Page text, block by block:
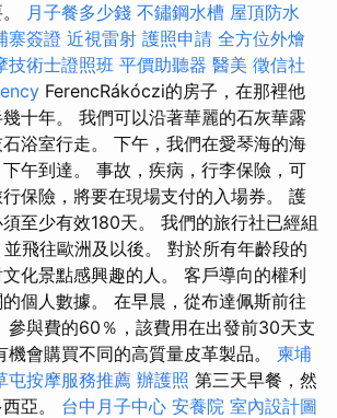
月子餐多少錢 不鏽鋼水槽 屋頂防水
寨簽證 近視雷射 護照申請 全方位外燴
技術士證照班 平價助聽器 醫美 徵信社
FerencRákóczi的房子，在那裡他
十年。 我們可以沿著華麗的石灰華露
浴室行走。 下午，我們在愛琴海的海
午到達。 事故，疾病，行李保險，可
保險，將要在現場支付的入場券。 護
至少有效180天。 我們的旅行社已經組
飛往歐洲及以後。 對於所有年齡段的
化景點感興趣的人。 客戶導向的權利
個人數據。 在早晨，從布達佩斯前往
參與費的60％，該費用在出發前30天支
會購買不同的高質量皮革製品。 柬埔
屯按摩服務推薦 辦護照 第三天早餐，然
亞。 台中月子中心 安養院 室內設計圖